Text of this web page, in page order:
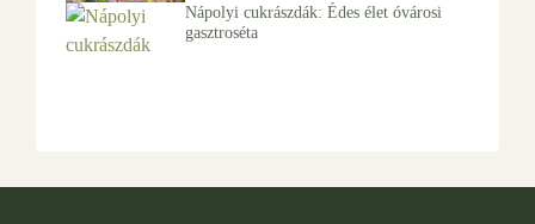
Nápolyi cukrászdák: Édes élet óvárosi
gasztroséta